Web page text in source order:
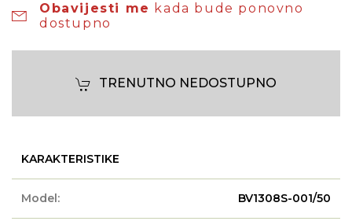
Obavijesti me kada bude ponovno
dostupno
TRENUTNO NEDOSTUPNO
KARAKTERISTIKE
Model: BV1308S-001/50